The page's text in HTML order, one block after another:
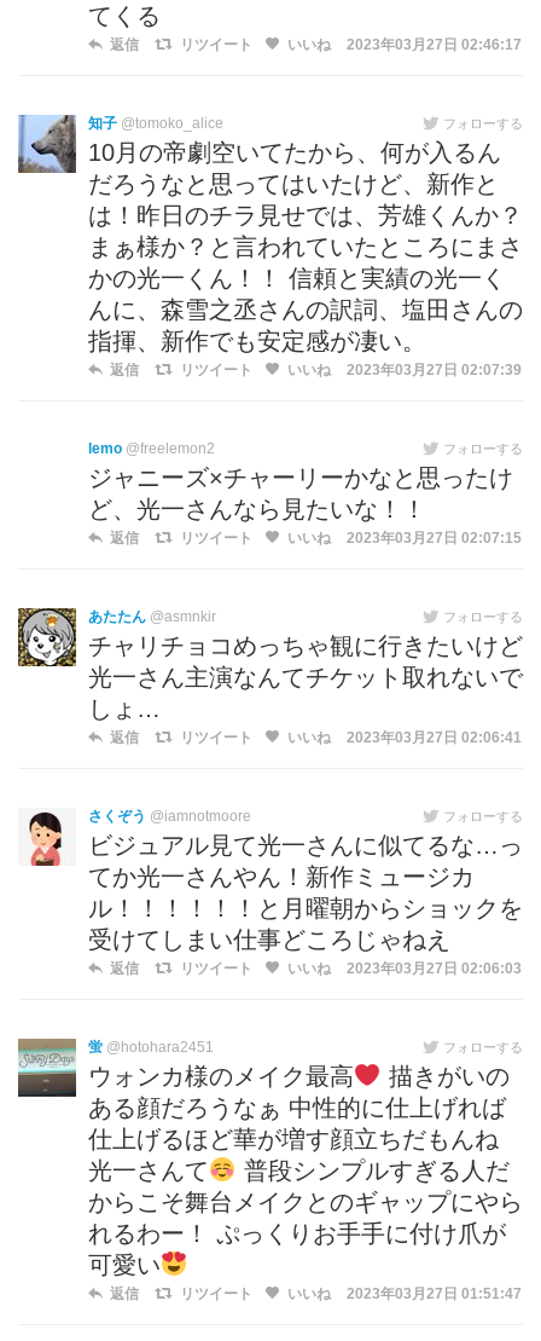
てくる
返信 リツイート いいね 2023年03月27日 02:46:17
知子 @tomoko_alice フォローする
10月の帝劇空いてたから、何が入るん
だろうなと思ってはいたけど、新作と
は！昨日のチラ見せでは、芳雄くんか？
まぁ様か？と言われていたところにまさ
かの光一くん！！ 信頼と実績の光一く
んに、森雪之丞さんの訳詞、塩田さんの
指揮、新作でも安定感が凄い。
返信 リツイート いいね 2023年03月27日 02:07:39
lemo @freelemon2 フォローする
ジャニーズ×チャーリーかなと思ったけ
ど、光一さんなら見たいな！！
返信 リツイート いいね 2023年03月27日 02:07:15
あたたん @asmnkir フォローする
チャリチョコめっちゃ観に行きたいけど
光一さん主演なんてチケット取れないで
しょ…
返信 リツイート いいね 2023年03月27日 02:06:41
さくぞう @iamnotmoore フォローする
ビジュアル見て光一さんに似てるな…っ
てか光一さんやん！新作ミュージカ
ル！！！！！！と月曜朝からショックを
受けてしまい仕事どころじゃねえ
返信 リツイート いいね 2023年03月27日 02:06:03
蛍 @hotohara2451 フォローする
ウォンカ様のメイク最高
描きがいの
ある顔だろうなぁ 中性的に仕上げれば
仕上げるほど華が増す顔立ちだもんね
光一さんて
普段シンプルすぎる人だ
からこそ舞台メイクとのギャップにやら
れるわー！ ぷっくりお手手に付け爪が
可愛い
返信 リツイート いいね 2023年03月27日 01:51:47